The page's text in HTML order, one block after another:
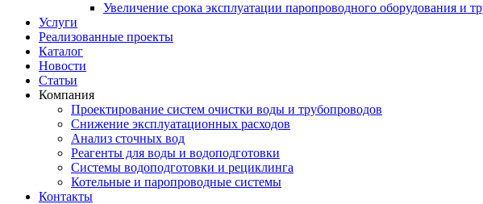
Увеличение срока эксплуатации паропроводного оборудования и
Услуги
Реализованные проекты
Каталог
Новости
Статьи
Компания
Проектирование систем очистки воды и трубопроводов
Снижение эксплуатационных расходов
Анализ сточных вод
Реагенты для воды и водоподготовки
Системы водоподготовки и рециклинга
Котельные и паропроводные системы
Контакты